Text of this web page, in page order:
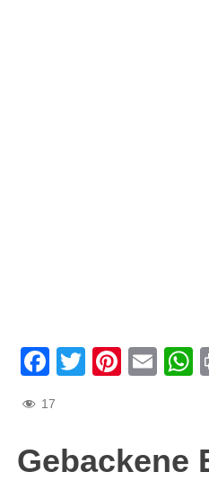
Facebook
Twitter
17
Gebackene